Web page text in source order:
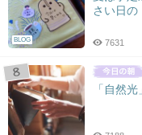
BLOG
さい日の
7631
「自然